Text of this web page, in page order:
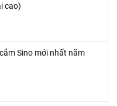
cao)
Sino mới nhất năm